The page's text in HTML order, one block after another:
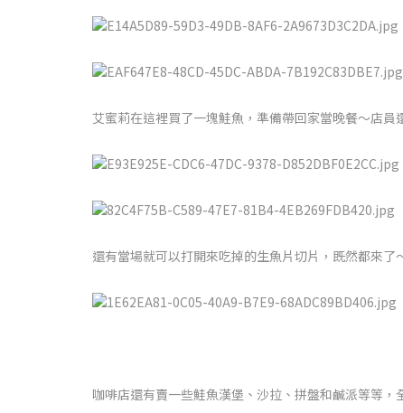
艾蜜莉在這裡買了一塊鮭魚，準備帶回家當晚餐～店員
還有當場就可以打開來吃掉的生魚片切片，既然都來了
咖啡店還有賣一些鮭魚漢堡、沙拉、拼盤和鹹派等等，